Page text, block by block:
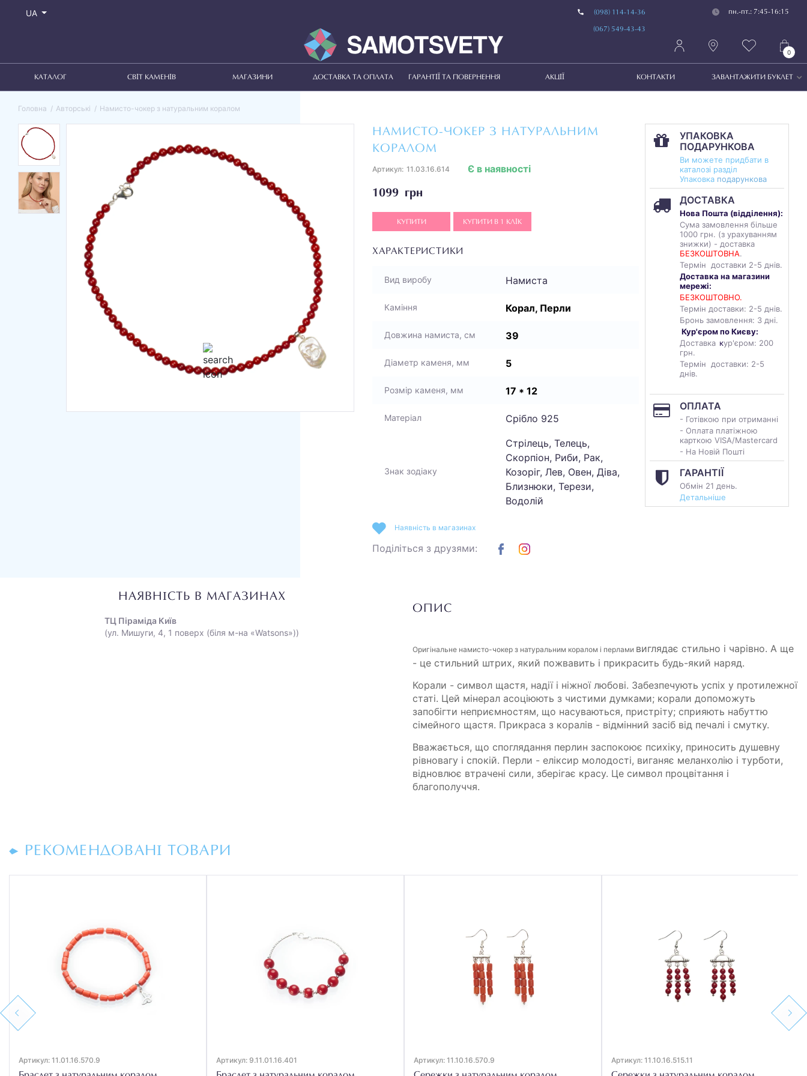
UA (098) 114-14-36
(067) 549-43-43
пн.-пт.: 7:45-16:15
0
КАТАЛОГ СВІТ КАМЕНІВ МАГАЗИНИ ДОСТАВКА ТА ОПЛАТА ГАРАНТІЇ ТА ПОВЕРНЕННЯ АКЦІЇ КОНТАКТИ ЗАВАНТАЖИТИ БУКЛЕТ
Головна Авторські Намисто-чокер з натуральним коралом
НАМИСТО-ЧОКЕР З НАТУРАЛЬНИМ
КОРАЛОМ
Артикул: 11.03.16.614
1099 грн
Є в наявності
КУПИТИ КУПИТИ В 1 КЛІК
ХАРАКТЕРИСТИКИ
Вид виробу Намиста
Каміння Корал, Перли
Довжина намиста, см 39
Діаметр каменя, мм 5
Розмір каменя, мм 17 * 12
Матеріал Срібло 925
Знак зодіаку
Стрілець, Телець,
Скорпіон, Риби, Рак,
Козоріг, Лев, Овен, Діва,
Близнюки, Терези,
Водолій
УПАКОВКА
ПОДАРУНКОВА
Ви можете придбати в
каталозі разділ
Упаковка подарункова
ДОСТАВКА
Нова Пошта (відділення):
Сума замовлення більше
1000 грн. (з урахуванням
знижки) - доставка
БЕЗКОШТОВНА.
Термін доставки 2-5 днів.
Доставка на магазини
мережі:
БЕЗКОШТОВНО.
Термін доставки: 2-5 днів.
Бронь замовлення: 3 дні.
Кур'єром по Києву:
Доставка кур'єром: 200
грн.
Термін доставки: 2-5
днів.
ОПЛАТА
- Готівкою при отриманні
- Оплата платіжною
карткою VISA/Mastercard
- На Новій Пошті
ГАРАНТІЇ
Обмін 21 день.
Детальніше
Наявність в магазинах
Поділіться з друзями:
НАЯВНІСТЬ В МАГАЗИНАХ
ТЦ Піраміда Київ
(ул. Мишуги, 4, 1 поверх (біля м-на «Watsons»))
ОПИС
Оригінальне намисто-чокер з натуральним коралом і перлами виглядає стильно і чарівно. А ще
- це стильний штрих, який пожвавить і прикрасить будь-який наряд.
Корали - символ щастя, надії і ніжної любові. Забезпечують успіх у протилежної
статі. Цей мінерал асоціюють з чистими думками; корали допоможуть
запобігти неприємностям, що насуваються, пристріту; сприяють набуттю
сімейного щастя. Прикраса з коралів - відмінний засіб від печалі і смутку.
Вважається, що споглядання перлин заспокоює психіку, приносить душевну
рівновагу і спокій. Перли - еліксир молодості, виганяє меланхолію і турботи,
відновлює втрачені сили, зберігає красу. Це символ процвітання і
благополуччя.
РЕКОМЕНДОВАНІ ТОВАРИ
Previous
Артикул: 11.01.16.570.9 Артикул: 9.11.01.16.401 Артикул: 11.10.16.570.9 Артикул: 11.10.16.515.11
Next